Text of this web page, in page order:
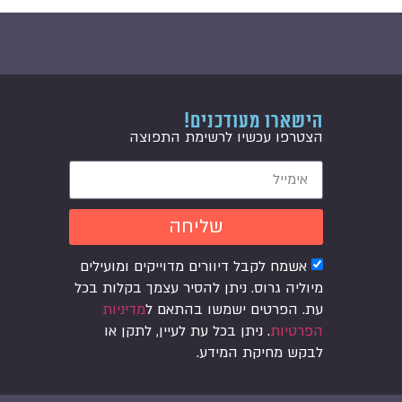
הישארו מעודכנים!
הצטרפו עכשיו לרשימת התפוצה
אשמח לקבל דיוורים מדוייקים ומועילים
מיוליה גרוס. ניתן להסיר עצמך בקלות בכל
עת. הפרטים ישמשו בהתאם למדיניות
הפרטיות. ניתן בכל עת לעיין, לתקן או
לבקש מחיקת המידע.
שליחה